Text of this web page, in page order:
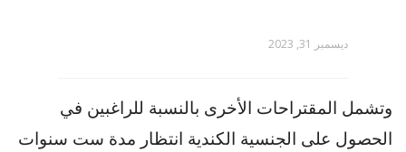
ديسمبر 31, 2023
وتشمل المقتراحات الأخرى بالنسبة للراغبين في
الحصول على الجنسية الكندية انتظار مدة ست سنوات